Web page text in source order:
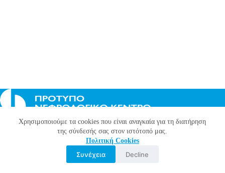
Χρησιμοποιούμε τα cookies που είναι αναγκαία για τη διατήρηση
της σύνδεσής σας στον ιστότοπό μας.
Πoλιτική Cookies
Συνέχεια Decline
Terms of use
Cookies policy
Privacy policy
CCTV surveillance notice
Designed & Developed byXP4U.net